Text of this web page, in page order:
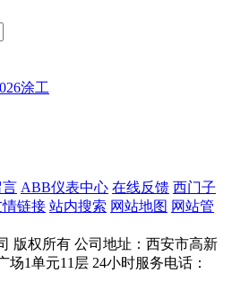
涂工
言 ABB仪表中心 在线反馈 西门子
情链接 站内搜索 网站地图 网站管
版权所有 公司地址：西安市高新
场1单元11层 24小时服务电话：